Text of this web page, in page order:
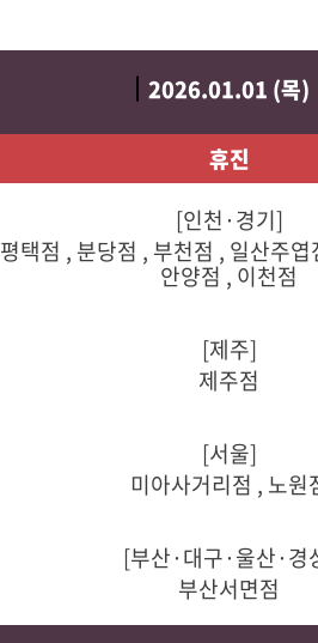
2026.01.01 (목)
휴진
[인천·경기]
평택점 , 분당점 , 부천점 , 일산주
안양점 , 이천점
[제주]
제주점
[서울]
미아사거리점 , 노원
[부산·대구·울산·경
부산서면점